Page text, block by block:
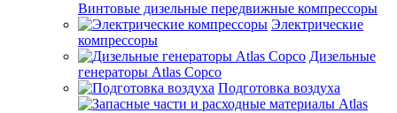
Винтовые дизельные передвижные компрессоры
Электрические
компрессоры
Дизельные
генераторы Atlas Copco
Подготовка воздуха